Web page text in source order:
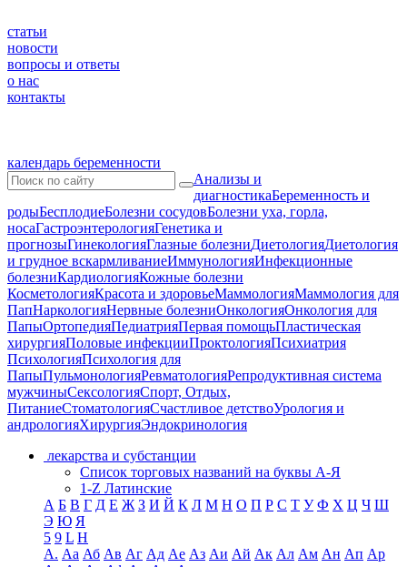
статьи
новости
вопросы и ответы
о нас
контакты
календарь беременности
Анализы и
диагностикаБеременность и
родыБесплодиеБолезни сосудовБолезни уха, горла,
носаГастроэнтерологияГенетика и
прогнозыГинекологияГлазные болезниДиетологияДиетология
и грудное вскармливаниеИммунологияИнфекционные
болезниКардиологияКожные болезни
КосметологияКрасота и здоровьеМаммологияМаммология для
ПапНаркологияНервные болезниОнкологияОнкология для
ПапыОртопедияПедиатрияПервая помощьПластическая
хирургияПоловые инфекцииПроктологияПсихиатрия
ПсихологияПсихология для
ПапыПульмонологияРевматологияРепродуктивная система
мужчиныСексологияСпорт, Отдых,
ПитаниеСтоматологияСчастливое детствоУрология и
андрологияХирургияЭндокринология
лекарства и субстанции
Список торговых названий на буквы А-Я
1-Z Латинские
А Б В Г Д Е Ж З И Й К Л М Н О П Р С Т У Ф Х Ц Ч Ш
Э Ю Я
5 9 L H
А. Аа Аб Ав Аг Ад Ае Аз Аи Ай Ак Ал Ам Ан Ап Ар